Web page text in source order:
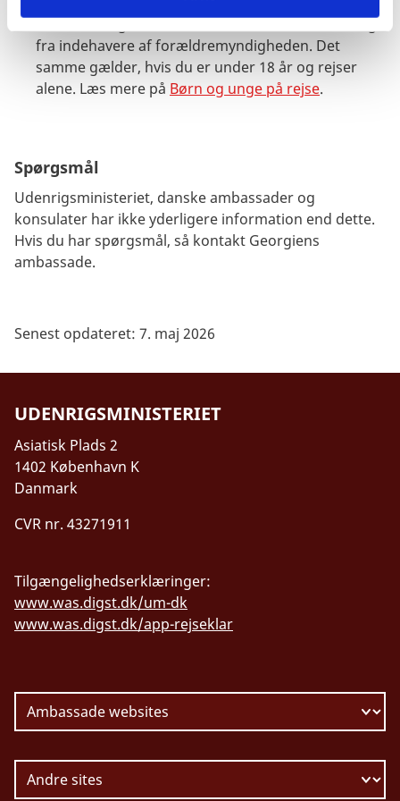
ikke er din egne, anbefaler vi, at du får en fuldmagt
fra indehavere af forældremyndigheden. Det
samme gælder, hvis du er under 18 år og rejser
alene. Læs mere på Børn og unge på rejse.
Spørgsmål
Udenrigsministeriet, danske ambassader og
konsulater har ikke yderligere information end dette.
Hvis du har spørgsmål, så kontakt Georgiens
ambassade.
Senest opdateret: 7. maj 2026
UDENRIGSMINISTERIET
Asiatisk Plads 2
1402 København K
Danmark
CVR nr. 43271911
Tilgængelighedserklæringer:
www.was.digst.dk/um-dk
www.was.digst.dk/app-rejseklar